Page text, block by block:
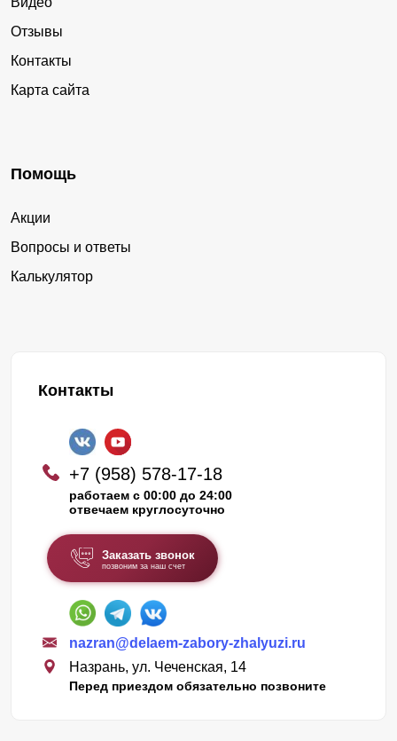
Отзывы
Контакты
Карта сайта
Помощь
Акции
Вопросы и ответы
Калькулятор
Контакты
+7 (958) 578-17-18
работаем с 00:00 до 24:00
отвечаем круглосуточно
Заказать звонок
позвоним за наш счет
nazran@delaem-zabory-zhalyuzi.ru
Назрань, ул. Чеченская, 14
Перед приездом обязательно позвоните